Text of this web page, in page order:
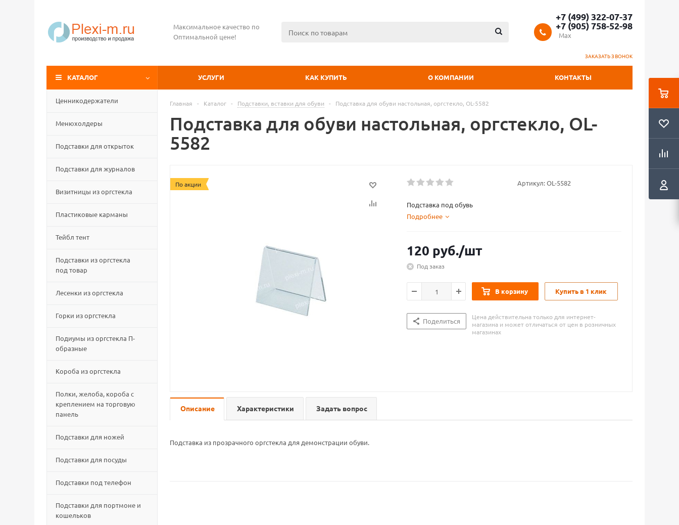
Максимальное качество по
Оптимальной цене!
+7 (499) 322-07-37
+7 (905) 758-52-98
Max
ЗАКАЗАТЬ ЗВОНОК
КАТАЛОГ УСЛУГИ КАК КУПИТЬ О КОМПАНИИ КОНТАКТЫ
Ценникодержатели
Менюхолдеры
Подставки для открыток
Подставки для журналов
Визитницы из оргстекла
Пластиковые карманы
Тейбл тент
Подставки из оргстекла
под товар
Лесенки из оргстекла
Горки из оргстекла
Подиумы из оргстекла П-
образные
Короба из оргстекла
Полки, желоба, короба с
креплением на торговую
панель
Подставки для ножей
Подставки для посуды
Подставки под телефон
Подставки для портмоне и
кошельков
Главная - Каталог - Подставки, вставки для обуви - Подставка для обуви настольная, оргстекло, OL-5582
Подставка для обуви настольная, оргстекло, OL-
5582
По акции Артикул: OL-5582
Подставка под обувь
Подробнее
120 руб./шт
Под заказ
В корзину Купить в 1 клик
Поделиться
Цена действительна только для интернет-
магазина и может отличаться от цен в розничных
магазинах
Описание Характеристики Задать вопрос
Подставка из прозрачного оргстекла для демонстрации обуви.